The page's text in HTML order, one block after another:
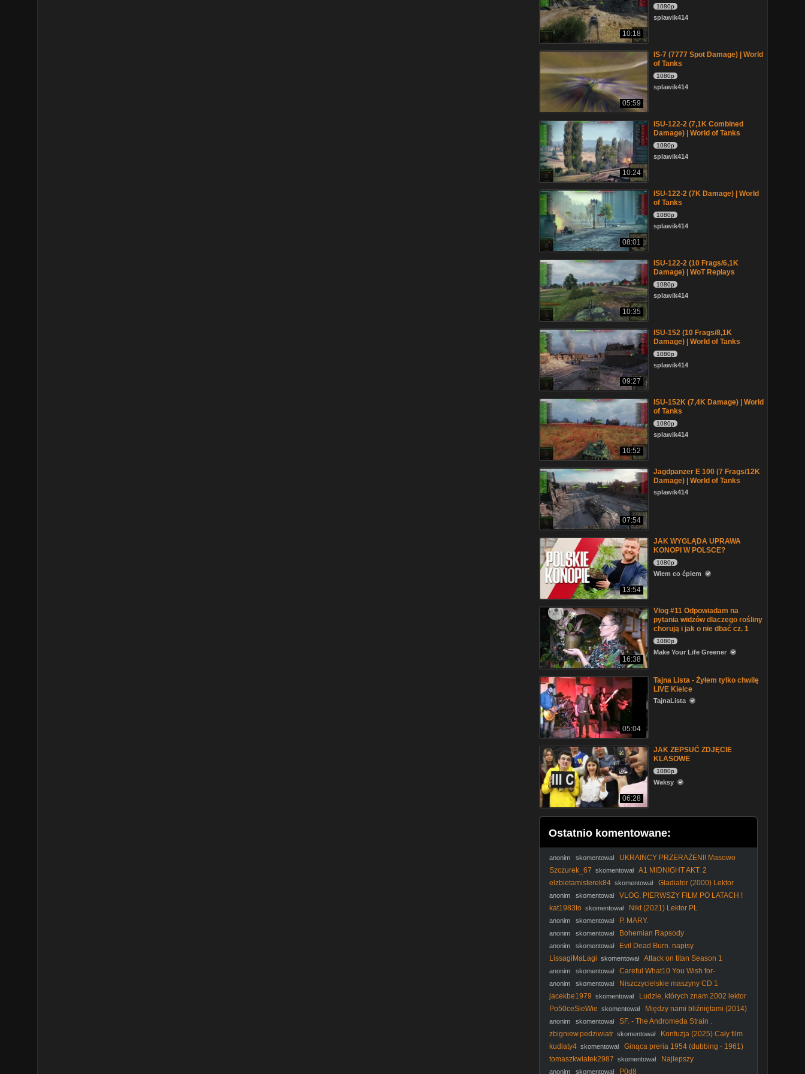
10:18
1080p
splawik414
05:59
IS-7 (7777 Spot Damage) | World
of Tanks
1080p
splawik414
10:24
ISU-122-2 (7,1K Combined
Damage) | World of Tanks
1080p
splawik414
08:01
ISU-122-2 (7K Damage) | World
of Tanks
1080p
splawik414
10:35
ISU-122-2 (10 Frags/6,1K
Damage) | WoT Replays
1080p
splawik414
09:27
ISU-152 (10 Frags/8,1K
Damage) | World of Tanks
1080p
splawik414
10:52
ISU-152K (7,4K Damage) | World
of Tanks
1080p
splawik414
07:54
Jagdpanzer E 100 (7 Frags/12K
Damage) | World of Tanks
splawik414
13:54
JAK WYGLĄDA UPRAWA
KONOPI W POLSCE?
1080p
Wiem co ćpiem
16:38
Vlog #11 Odpowiadam na
pytania widzów dlaczego rośliny
chorują i jak o nie dbać cz. 1
1080p
Make Your Life Greener
05:04
Tajna Lista - Żyłem tylko chwilę
LIVE Kielce
TajnaLista
06:28
JAK ZEPSUĆ ZDJĘCIE
KLASOWE
1080p
Waksy
Ostatnio komentowane:
anonim skomentował
UKRAIŃCY PRZERAŻENI! Masowo
PAKUJĄ WALIZKI i Uciekają z Polski [ NAGRANIA ]
Szczurek_67 skomentował A1 MIDNIGHT AKT. 2
(CzarnyWróbel)
elzbietamisterek84 skomentował
Gladiator (2000) Lektor
FHD
anonim skomentował
VLOG: PIERWSZY FILM PO LATACH !
kat1983to skomentował Nikt (2021) Lektor PL
anonim skomentował P. MARY.
anonim skomentował Bohemian Rapsody
anonim skomentował
Evil Dead Burn. napisy
LissagiMaLagi skomentował Attack on titan Season 1
Odcinek 22 [Napisy PL]
anonim skomentował
Careful What10 You Wish for-
Ostrożnie, czego11 sobie życzysz.
anonim skomentował
Niszczycielskie maszyny CD 1
jacekbe1979 skomentował
Ludzie, których znam 2002 lektor
pl
Po50ceSieWie skomentował
Między nami bliźniętami (2014)
[Lektor PL] - The Skeleton Twins
anonim skomentował
SF. - The Andromeda Strain .
Tajemnica. Andromedy. (1971) lektor
zbigniew.pedziwiatr skomentował
Konfuzja (2025) Cały film
PL
kudlaty4 skomentował
Ginąca preria 1954 (dubbing - 1961)
tomaszkwiatek2987 skomentował Najlepszy
anonim skomentował P0d8